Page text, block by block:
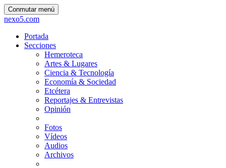
Conmutar menú
nexo5.com
Portada
Secciones
Hemeroteca
Artes & Lugares
Ciencia & Tecnología
Economía & Sociedad
Etcétera
Reportajes & Entrevistas
Opinión
Fotos
Vídeos
Audios
Archivos